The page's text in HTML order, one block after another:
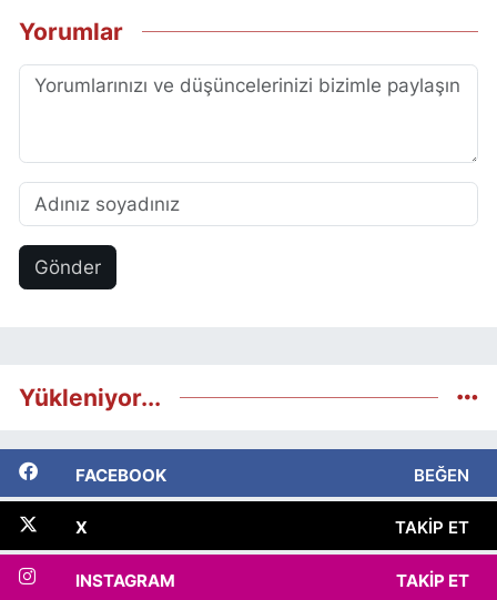
Yorumlar
Gönder
Yükleniyor...
FACEBOOK BEĞEN
X TAKIP ET
INSTAGRAM TAKIP ET